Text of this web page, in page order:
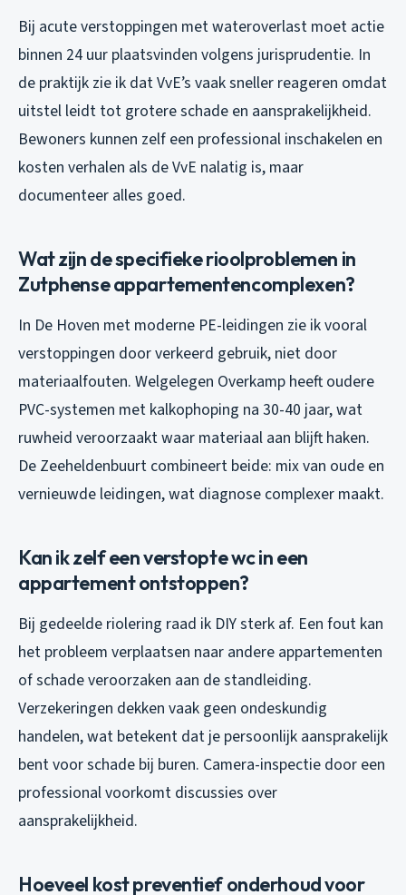
Bij acute verstoppingen met wateroverlast moet actie
binnen 24 uur plaatsvinden volgens jurisprudentie. In
de praktijk zie ik dat VvE’s vaak sneller reageren omdat
uitstel leidt tot grotere schade en aansprakelijkheid.
Bewoners kunnen zelf een professional inschakelen en
kosten verhalen als de VvE nalatig is, maar
documenteer alles goed.
Wat zijn de specifieke rioolproblemen in
Zutphense appartementencomplexen?
In De Hoven met moderne PE-leidingen zie ik vooral
verstoppingen door verkeerd gebruik, niet door
materiaalfouten. Welgelegen Overkamp heeft oudere
PVC-systemen met kalkophoping na 30-40 jaar, wat
ruwheid veroorzaakt waar materiaal aan blijft haken.
De Zeeheldenbuurt combineert beide: mix van oude en
vernieuwde leidingen, wat diagnose complexer maakt.
Kan ik zelf een verstopte wc in een
appartement ontstoppen?
Bij gedeelde riolering raad ik DIY sterk af. Een fout kan
het probleem verplaatsen naar andere appartementen
of schade veroorzaken aan de standleiding.
Verzekeringen dekken vaak geen ondeskundig
handelen, wat betekent dat je persoonlijk aansprakelijk
bent voor schade bij buren. Camera-inspectie door een
professional voorkomt discussies over
aansprakelijkheid.
Hoeveel kost preventief onderhoud voor